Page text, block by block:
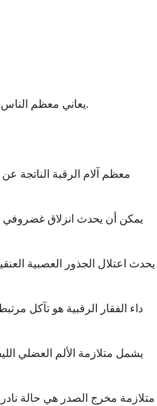
يعاني معظم الناس من مزيج من هذه العوامل. غالباً ما تكون التغييرات الصغيرة في عدة مجالات أفضل من محاولة إصلاح شيء واحد فقط. الوعي بهذه الأسباب يمكّنك من إجراء تعديلات تساعد حقاً.
معظم آلام الرقبة الناتجة
يمكن أن يحدث انزلاق غضروفي
يحدث اعتلال الجذور العصبية
داء الفقار الرقبية هو تآكل
يشمل متلازمة الألم العضلي
متلازمة مخرج الصدر هي حالة